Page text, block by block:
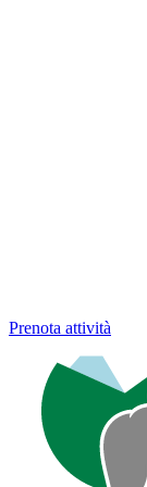
Prenota attività